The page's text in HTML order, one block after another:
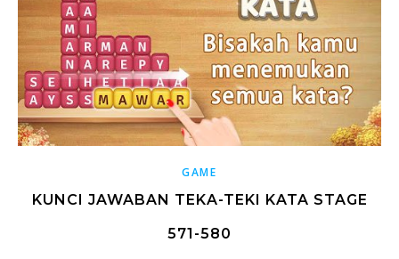
GAME
KUNCI JAWABAN TEKA-TEKI KATA STAGE
571-580